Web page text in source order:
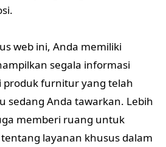
web ini, Anda memiliki
segala informasi
produk furnitur yang telah
sedang Anda tawarkan. Lebih
memberi ruang untuk
layanan khusus dalam